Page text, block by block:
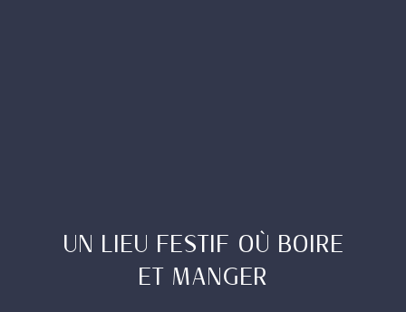
UN LIEU FESTIF OÙ BOIRE
ET MANGER